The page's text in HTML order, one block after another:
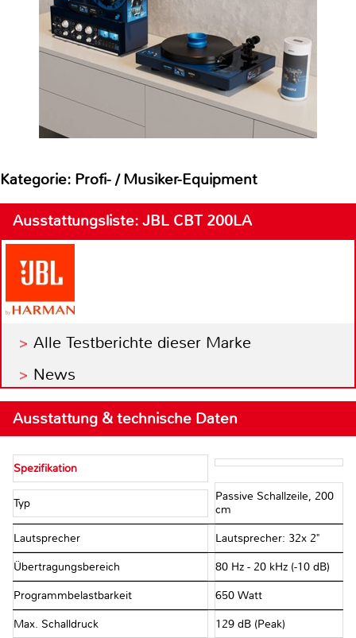
Kategorie: Profi- / Musiker-Equipment
Ausstattungsliste: JBL CBT 200LA
Alle Testberichte dieser Marke
News
Ausstattung & technische Daten
Spezifikation
Typ
Passive Schallzeile, 200
cm
Lautsprecher Lautsprecher: 32x 2"
Übertragungsbereich 80 Hz - 20 kHz (-10 dB)
Programmbelastbarkeit 650 Watt
Max. Schalldruck 129 dB (Peak)